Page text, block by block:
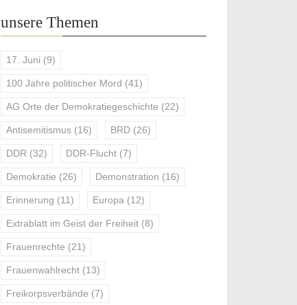
unsere Themen
17. Juni (9)
100 Jahre politischer Mord (41)
AG Orte der Demokratiegeschichte (22)
Antisemitismus (16) BRD (26)
DDR (32) DDR-Flucht (7)
Demokratie (26) Demonstration (16)
Erinnerung (11) Europa (12)
Extrablatt im Geist der Freiheit (8)
Frauenrechte (21)
Frauenwahlrecht (13)
Freikorpsverbände (7)